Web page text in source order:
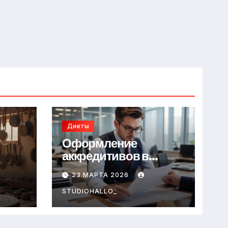
Диеты
Оформление
аккредитивов в
международной
торговле
23 МАРТА 2026
STUDIOHALLO_